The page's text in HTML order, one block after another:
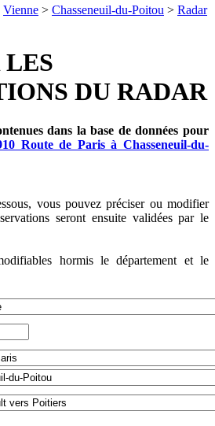
Vienne > Chasseneuil-du-Poitou > Radar
DU RADAR
dans la base de données pour
Route de Paris à Chasseneuil-du-
vous pouvez préciser ou modifier
seront ensuite validées par le
hormis le département et le